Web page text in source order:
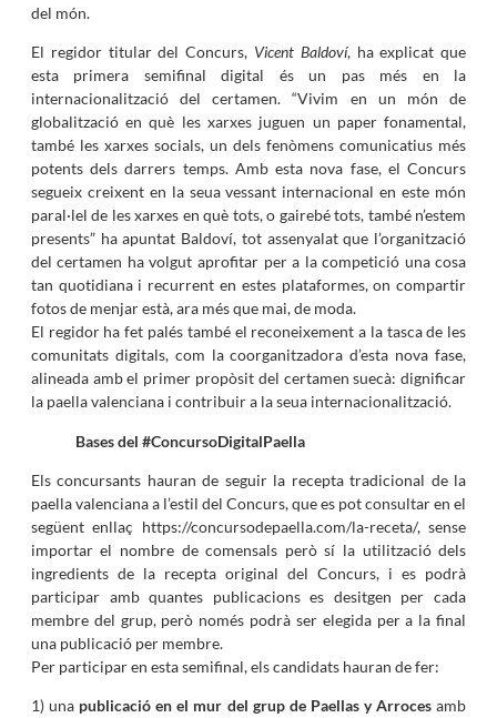
del món.
El regidor titular del Concurs, Vicent Baldoví, ha explicat que
esta primera semifinal digital és un pas més en la
internacionalització del certamen. “Vivim en un món de
globalització en què les xarxes juguen un paper fonamental,
també les xarxes socials, un dels fenòmens comunicatius més
potents dels darrers temps. Amb esta nova fase, el Concurs
segueix creixent en la seua vessant internacional en este món
paral·lel de les xarxes en què tots, o gairebé tots, també n’estem
presents” ha apuntat Baldoví, tot assenyalat que l’organització
del certamen ha volgut aprofitar per a la competició una cosa
tan quotidiana i recurrent en estes plataformes, on compartir
fotos de menjar està, ara més que mai, de moda.
El regidor ha fet palés també el reconeixement a la tasca de les
comunitats digitals, com la coorganitzadora d’esta nova fase,
alineada amb el primer propòsit del certamen suecà: dignificar
la paella valenciana i contribuir a la seua internacionalització.
Bases del #ConcursoDigitalPaella
Els concursants hauran de seguir la recepta tradicional de la
paella valenciana a l’estil del Concurs, que es pot consultar en el
següent enllaç https://concursodepaella.com/la-receta/, sense
importar el nombre de comensals però sí la utilització dels
ingredients de la recepta original del Concurs, i es podrà
participar amb quantes publicacions es desitgen per cada
membre del grup, però només podrà ser elegida per a la final
una publicació per membre.
Per participar en esta semifinal, els candidats hauran de fer:
1) una publicació en el mur del grup de Paellas y Arroces amb